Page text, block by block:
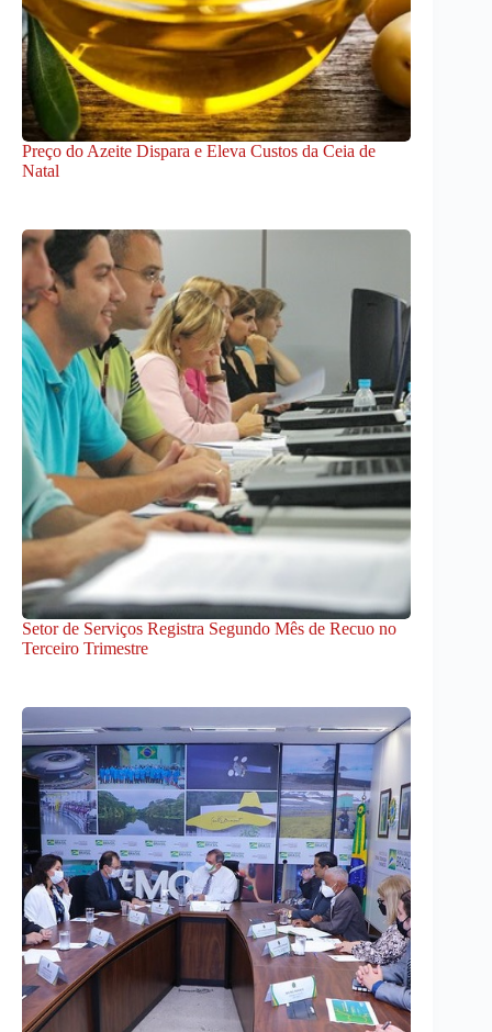
Preço do Azeite Dispara e Eleva Custos da Ceia de
Natal
Setor de Serviços Registra Segundo Mês de Recuo no
Terceiro Trimestre